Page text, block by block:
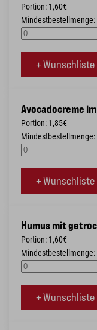
Portion: 1,60€
Mindestbestellmenge:
+ Wunschliste
Avocadocreme
Portion: 1,85€
Mindestbestellmenge:
+ Wunschliste
Humus mit
Portion: 1,60€
Mindestbestellmenge:
+ Wunschliste